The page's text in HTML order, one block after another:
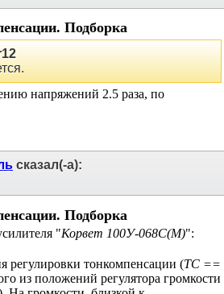
Подборка
напряжений 2.5 раза, по
сказал(-а):
Подборка
"Корвет 100У-068С(М)":
регулировки тонкомпенсации (TC ==
из положений регулятора громкости